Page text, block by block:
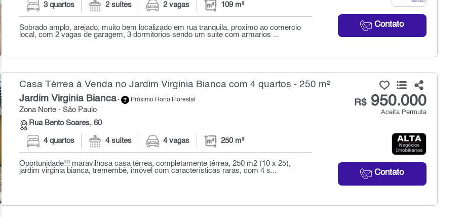
Contato
3 quartos 2 suítes 2 vagas 109 m²
Sobrado amplo, arejado, muito bem localizado em rua tranquila, proximo ao comercio
local, com 2 vagas de garagem, 3 dormitorios sendo um suite com armarios ...
Casa Térrea à Venda no Jardim Virginia Bianca com 4 quartos - 250 m²
Jardim Virginia Bianca- Próximo Horto Florestal
Zona Norte - São Paulo
Rua Bento Soares, 60
R$950.000
Aceita Permuta
Contato
4 quartos 4 suítes 4 vagas 250 m²
Oportunidade!!! maravilhosa casa térrea, completamente térrea, 250 m2 (10 x 25),
jardim virginia bianca, tremembé, imóvel com características raras, com 4 s...